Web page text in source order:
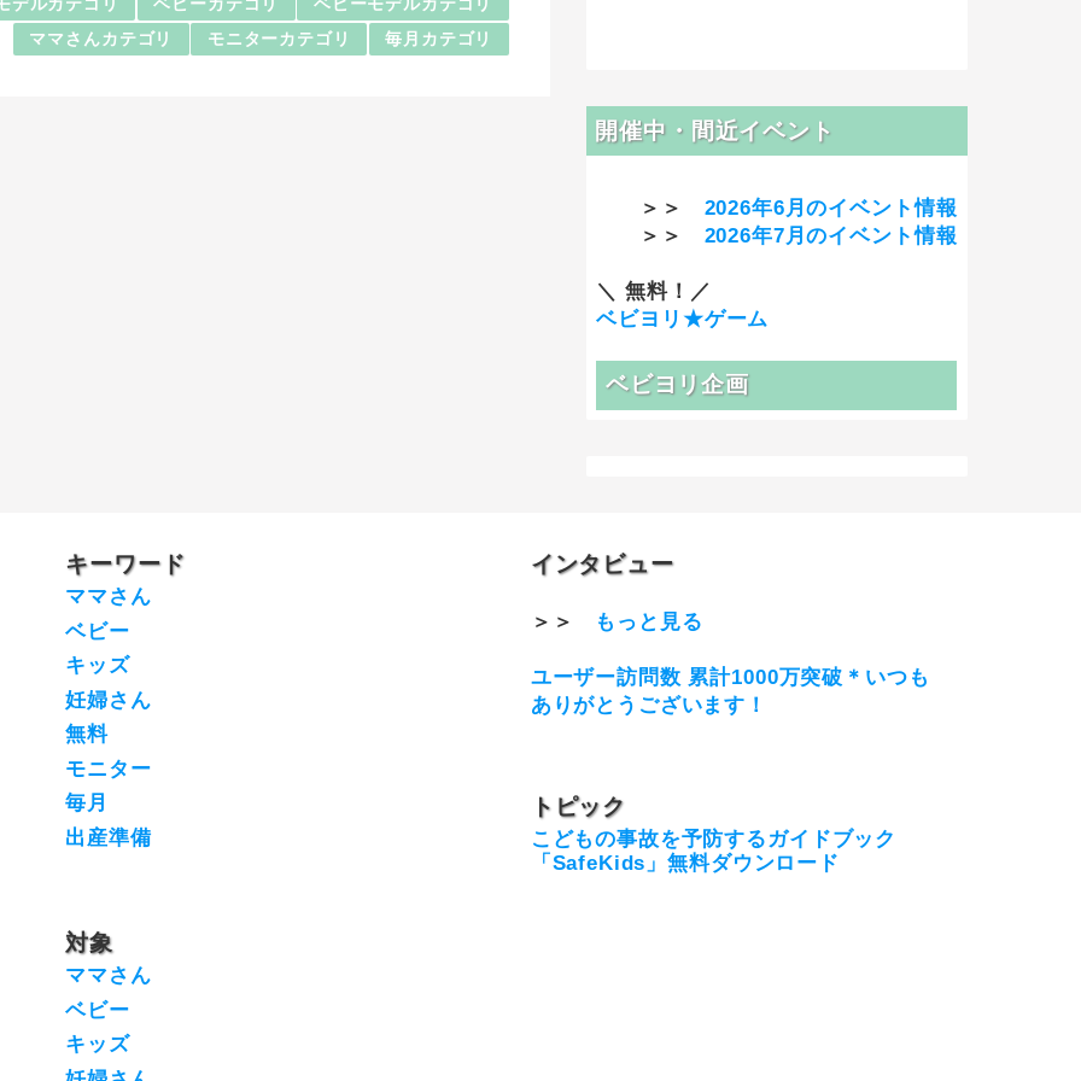
デルカテゴリ ベビーカテゴリ
ベビーモデルカテゴリ
ママさんカテゴリ
モニターカテゴリ 毎月カテゴリ
開催中・間近イベント
＞＞ 2026年6月のイベント情報
＞＞ 2026年7月のイベント情報
＼ 無料！／
ベビヨリ★ゲーム
ベビヨリ企画
キーワード
ママさん
ベビー
キッズ
妊婦さん
無料
モニター
毎月
出産準備
対象
ママさん
ベビー
キッズ
インタビュー
＞＞ もっと見る
ユーザー訪問数 累計1000万突破＊いつも
ありがとうございます！
トピック
こどもの事故を予防するガイドブック
「SafeKids」無料ダウンロード